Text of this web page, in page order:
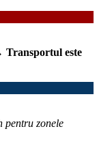
Transportul este
pentru zonele